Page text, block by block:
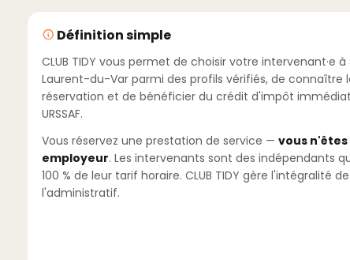
Définition simple
CLUB TIDY vous permet de choisir votre intervenant·e
Laurent-du-Var parmi des profils vérifiés, de connaître
réservation et de bénéficier du crédit d'impôt immédiat
URSSAF.
Vous réservez une prestation de service — vous n'êtes
employeur. Les intervenants sont des indépendants
100 % de leur tarif horaire. CLUB TIDY gère l'intégralité de
l'administratif.